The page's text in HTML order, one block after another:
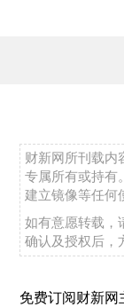
财新网所刊载内
专属所有或持有
建立镜像等任何
如有意愿转载，
确认及授权后，
免费订阅财新网